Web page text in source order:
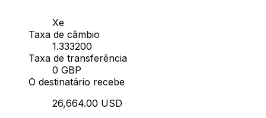
Xe
Taxa de câmbio
1.333200
Taxa de transferência
0 GBP
O destinatário recebe
26,664.00 USD